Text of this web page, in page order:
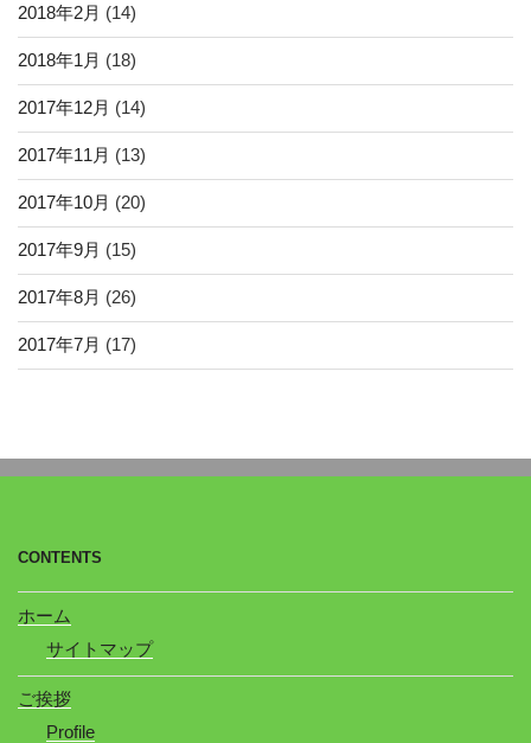
2018年2月 (14)
2018年1月 (18)
2017年12月 (14)
2017年11月 (13)
2017年10月 (20)
2017年9月 (15)
2017年8月 (26)
2017年7月 (17)
CONTENTS
ホーム
サイトマップ
ご挨拶
Profile